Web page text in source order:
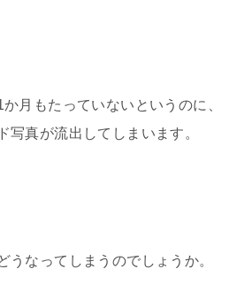
月もたっていないというのに、
写真が流出してしまいます。
うなってしまうのでしょうか。